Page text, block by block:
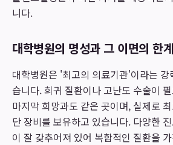
니다.
대학병원의 명성과 그 이면의 한계
대학병원은 '최고의 의료기관'이라는
습니다. 희귀 질환이나 고난도 수술이
마지막 희망과도 같은 곳이며, 실제로
단 장비를 보유하고 있습니다. 다양한
이 잘 갖추어져 있어 복합적인 질환을